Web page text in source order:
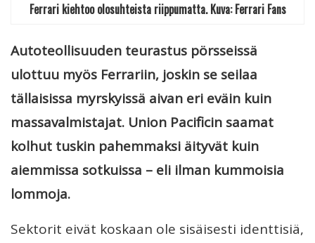
Ferrari kiehtoo olosuhteista riippumatta. Kuva: Ferrari Fans
Autoteollisuuden teurastus pörsseissä
ulottuu myös Ferrariin, joskin se seilaa
tällaisissa myrskyissä aivan eri eväin kuin
massavalmistajat. Union Pacificin saamat
kolhut tuskin pahemmaksi äityvät kuin
aiemmissa sotkuissa – eli ilman kummoisia
lommoja.
Sektorit eivät koskaan ole sisäisesti identtisiä,